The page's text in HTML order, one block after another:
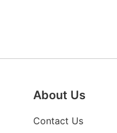
About Us
Contact Us